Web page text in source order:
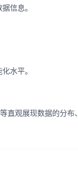
信息。
水平。
直观展现数据的分布